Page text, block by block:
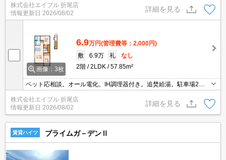
株式会社エイブル 折尾店
情報更新日 2026/08/02
詳細を見る
画像：3枚
6.9万円(管理費等：2,000円)
敷
6.9万 礼
なし
2階
2LDK 57.85m²
ペット応相談。オール電化。IH調理器付き。追焚給湯。駐車場2台
株式会社エイブル 折尾店
情報更新日 2026/08/02
詳細を見る
賃貸ハイツ プライムガ－デンⅡ